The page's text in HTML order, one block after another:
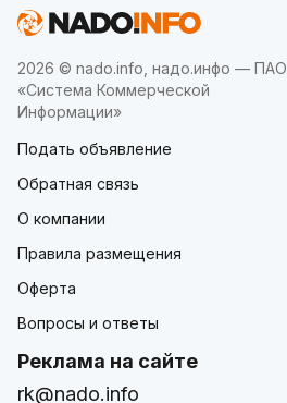
2026 © nado.info, надо.инфо — ПАО
«Система Коммерческой
Информации»
Подать объявление
Обратная связь
О компании
Правила размещения
Оферта
Вопросы и ответы
Реклама на сайте
rk@nado.info